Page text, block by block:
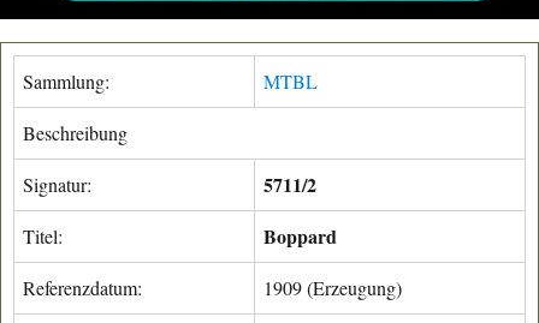
Sammlung: MTBL
Beschreibung
Signatur: 5711/2
Titel: Boppard
Referenzdatum: 1909 (Erzeugung)